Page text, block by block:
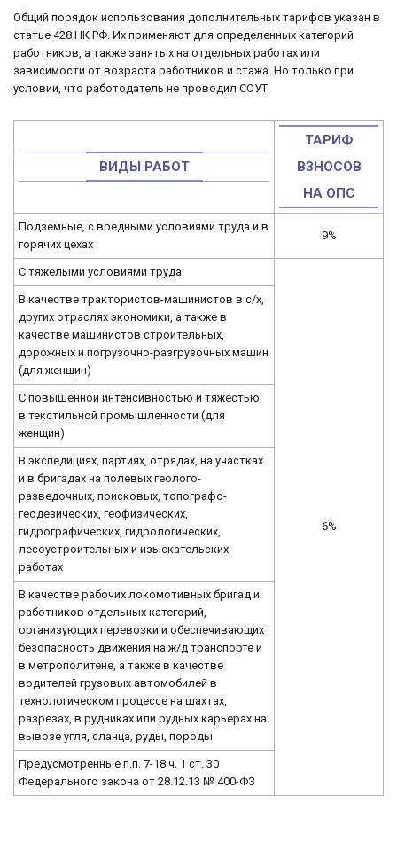
Общий порядок использования дополнительных тарифов указан в
статье 428 НК РФ. Их применяют для определенных категорий
работников, а также занятых на отдельных работах или
зависимости от возраста работников и стажа. Но только при
условии, что работодатель не проводил СОУТ.
ВИДЫ РАБОТ
ТАРИФ
ВЗНОСОВ
НА ОПС
Подземные, с вредными условиями труда и в
горячих цехах
9%
С тяжелыми условиями труда
6%
В качестве трактористов-машинистов в с/х,
других отраслях экономики, а также в
качестве машинистов строительных,
дорожных и погрузочно-разгрузочных машин
(для женщин)
С повышенной интенсивностью и тяжестью
в текстильной промышленности (для
женщин)
В экспедициях, партиях, отрядах, на участках
и в бригадах на полевых геолого-
разведочных, поисковых, топографо-
геодезических, геофизических,
гидрографических, гидрологических,
лесоустроительных и изыскательских
работах
В качестве рабочих локомотивных бригад и
работников отдельных категорий,
организующих перевозки и обеспечивающих
безопасность движения на ж/д транспорте и
в метрополитене, а также в качестве
водителей грузовых автомобилей в
технологическом процессе на шахтах,
разрезах, в рудниках или рудных карьерах на
вывозе угля, сланца, руды, породы
Предусмотренные п.п. 7-18 ч. 1 ст. 30
Федерального закона от 28.12.13 № 400-ФЗ